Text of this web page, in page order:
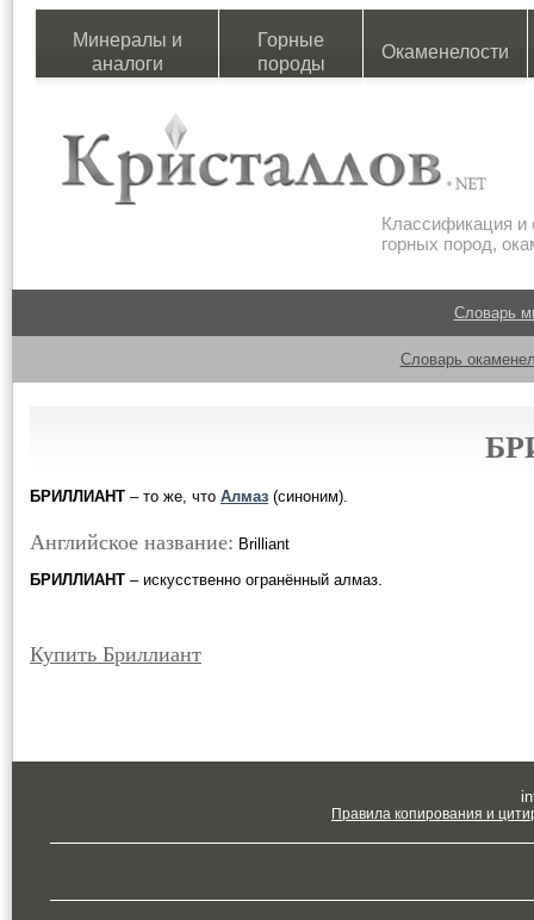
Минералы и
аналоги
Горные
породы
Окаменелости
Классификация и
горных пород,
Словарь
Словарь
БРИЛЛИАНТ – то же, что Алмаз (синоним).
Английское название: Brilliant
БРИЛЛИАНТ – искусственно огранённый алмаз.
Купить Бриллиант
Правила копирования и